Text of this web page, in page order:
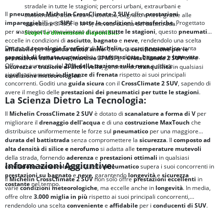
stradale in tutte le stagioni; percorsi urbani, extraurbani e
autostradali; aderenza su asciutto, bagnato e neve grazie alle
marcature 3PMSF e M+S; elevata durata del battistrada.
Scopri le dimensioni disponibili.
Il pneumatico Michelin CrossClimate 2 SUVoffreprestazioni
impareggiabiliperSUVintutte le condizioni atmosferiche. Progettato
per mantenerti in movimento durantetutte le stagioni, questo pneumatico
eccelle in condizioni di asciutto, bagnatoe neve, rendendolo una scelta
affidabileper laguida tutto l'anno. Con unacertificazione per le
prestazioni sulla neve (marchio 3PMSF), ilCrossClimate 2 SUVoffre
sicurezzaetrazione di alto livello, garantendotranquillitàin qualsiasi
condizione meteorologica.
Dotato ditecnologie EverGripdiMichelin, questopneumaticovanta
capacità di frenata superiorisu stradeasciutte,bagnateeinnevate.
Offre un aumento del20% della trazione sulla nevee riduce
significativamente ledistanze di frenata rispetto ai suoi principali
concorrenti. Goditi una guida sicuracon il CrossClimate 2 SUV, sapendo di
avere il meglio delle prestazioni dei pneumatici per tutte le stagioni.
La Scienza Dietro La Tecnologia:
Il Michelin CrossClimate 2 SUVè dotato di scanalature a forma di V per
migliorare il drenaggio dell'acquae di una costruzione MaxTouch che
distribuisce uniformemente le forze sul pneumatico per una maggiore
durata del battistradasenza compromettere la sicurezza. Il composto ad
alta densità di silice e nerofumosi adatta alle temperature mutevoli
della strada, fornendoaderenzae prestazioni ottimali in qualsiasi
condizione meteorologica. Questopneumaticosupera i suoi concorrenti in
prestazioni su bagnatoeneve, garantendo longevitàe sicurezza
costantenel tempo.
Informazioni Aggiuntive:
IlMichelin CrossClimate 2 SUV non solo offreprestazioni eccellenti in
variecondizioni meteorologiche, ma eccelle anche in longevità. In media,
offre oltre 3.000 miglia in più rispetto ai suoi principali concorrenti,
rendendolo una scelta convenientee affidabile per i conducenti di SUV.